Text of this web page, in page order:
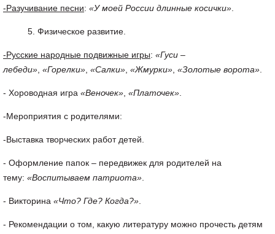
-Разучивание песни: «У моей России длинные косички»
Физическое развитие.
-Русские народные подвижные игры: «Гуси –
лебеди» «Горелки» «Салки» «Жмурки» «Золотые ворота»
- Хороводная игра «Веночек» «Платочек»
-Мероприятия с родителями:
-Выставка творческих работ детей.
- Оформление папок – передвижек для родителей на
тему: «Воспитываем патриота»
- Викторина «Что? Где? Когда?»
- Рекомендации о том, какую литературу можно прочесть детям